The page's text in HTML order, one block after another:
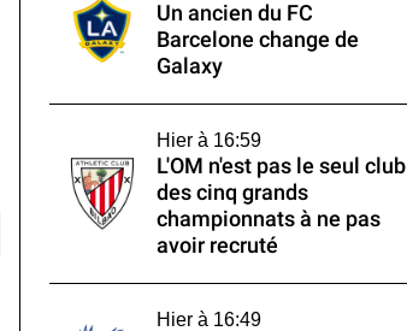
Un ancien du FC
Barcelone change de
Galaxy
Hier à 16:59
L'OM n'est pas le seul club
des cinq grands
championnats à ne pas
avoir recruté
Hier à 16:49